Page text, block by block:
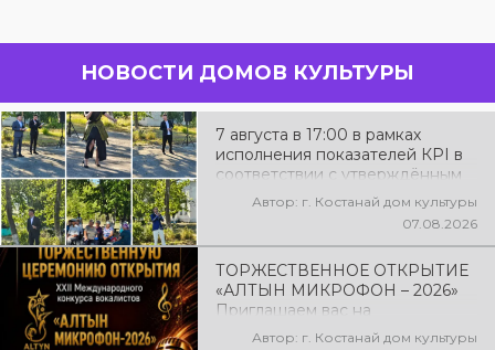
НОВОСТИ ДОМОВ КУЛЬТУРЫ
7 августа в 17:00 в рамках
исполнения показателей КРІ в
соответствии с утверждённым
планом состоялся выездной
концерт посвященной
экологической акции «Таза
Казахстан». в Мендыкаринский
район (п. Красная Пресня)
Автор: г. Костанай дом культуры
07.08.2026
ТОРЖЕСТВЕННОЕ ОТКРЫТИЕ
«АЛТЫН МИКРОФОН – 2026»
Приглашаем вас на
торжественную церемонию
Автор: г. Костанай дом культуры